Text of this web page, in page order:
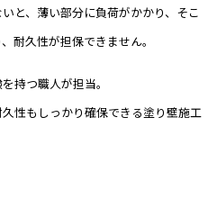
と、薄い部分に負荷がかかり、そこ
耐久性が担保できません。
持つ職人が担当。
性もしっかり確保できる塗り壁施工